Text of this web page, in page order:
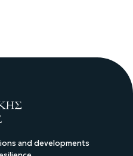
and developments